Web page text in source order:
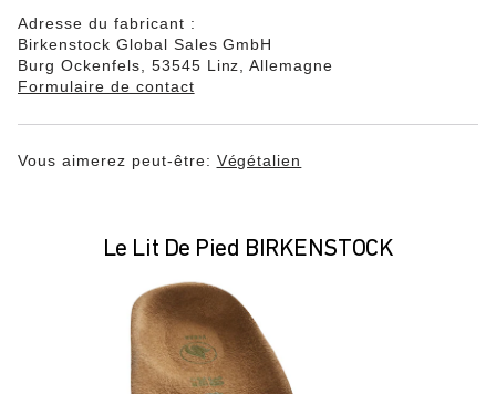
Adresse du fabricant :
Birkenstock Global Sales GmbH
Burg Ockenfels, 53545 Linz, Allemagne
Formulaire de contact
Vous aimerez peut-être: Végétalien
Le Lit De Pied BIRKENSTOCK